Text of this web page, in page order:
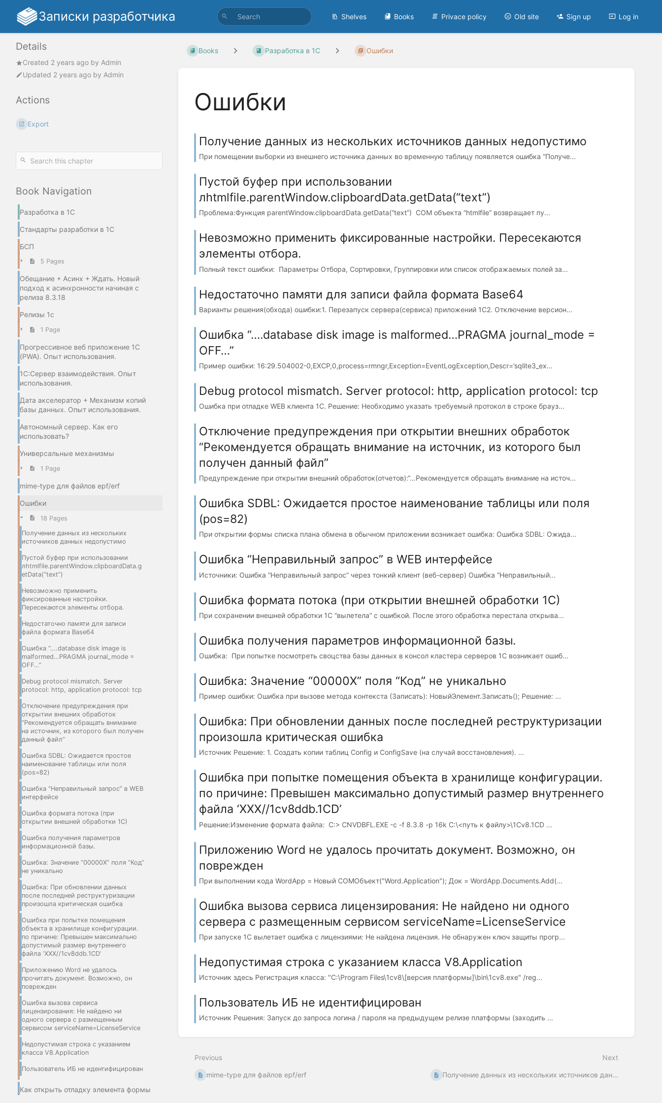
Записки разработчика Shelves Books Privace policy Old site Sign up Log in
Details
Created 2 years ago by Admin
Updated 2 years ago by Admin
Actions
Export
Book Navigation
Разработка в 1С
Стандарты разработки в 1С
БСП
5 Pages
Обещание + Асинх + Ждать. Новый
подход к асинхронности начиная с
релиза 8.3.18
Релизы 1с
1 Page
Прогрессивное веб приложение 1С
(PWA). Опыт использования.
1С:Сервер взаимодействия. Опыт
использования.
Дата акселератор + Механизм копий
базы данных. Опыт использования.
Автономный сервер. Как его
использовать?
Универсальные механизмы
1 Page
mime-type для файлов epf/erf
Ошибки
18 Pages
Получение данных из нескольких
источников данных недопустимо
Пустой буфер при использовании
лhtmlfile.parentWindow.clipboardData.g
etData(“text”)
Невозможно применить
фиксированные настройки.
Пересекаются элементы отбора.
Недостаточно памяти для записи
файла формата Base64
Ошибка “….database disk image is
malformed…PRAGMA journal_mode =
OFF…”
Debug protocol mismatch. Server
protocol: http, application protocol: tсp
Отключение предупреждения при
открытии внешних обработок
“Рекомендуется обращать внимание
на источник, из которого был получен
данный файл”
Ошибка SDBL: Ожидается простое
наименование таблицы или поля
(pos=82)
Ошибка “Неправильный запрос” в WEB
интерфейсе
Ошибка формата потока (при
открытии внешней обработки 1С)
Ошибка получения параметров
информационной базы.
Ошибка: Значение “00000X” поля “Код”
не уникально
Ошибка: При обновлении данных
после последней реструктуризации
произошла критическая ошибка
Ошибка при попытке помещения
объекта в хранилище конфигурации.
по причине: Превышен максимально
допустимый размер внутреннего
файла ‘XXX//1cv8ddb.1CD’
Приложению Word не удалось
прочитать документ. Возможно, он
поврежден
Ошибка вызова сервиса
лицензирования: Не найдено ни
одного сервера с размещенным
сервисом serviceName=LicenseService
Недопустимая строка с указанием
класса V8.Application
Пользователь ИБ не идентифицирован
Как открыть отладку элемента формы
Books Разработка в 1С Ошибки
Ошибки
Получение данных из нескольких источников данных недопустимо
При помещении выборки из внешнего источника данных во временную таблицу появляется ошибка “Получе...
Пустой буфер при использовании
лhtmlfile.parentWindow.clipboardData.getData(“text”)
Проблема:Функция parentWindow.clipboardData.getData(“text”) COM объекта “htmlfile” возвращает пу...
Невозможно применить фиксированные настройки. Пересекаются
элементы отбора.
Полный текст ошибки: Параметры Отбора, Сортировки, Группировки или список отображаемых полей за...
Недостаточно памяти для записи файла формата Base64
Варианты решения(обхода) ошибки:1. Перезапуск сервера(сервиса) приложений 1С2. Отключение версион...
Ошибка “….database disk image is malformed…PRAGMA journal_mode =
OFF…”
Пример ошибки: 16:29.504002-0,EXCP,0,process=rmngr,Exception=EventLogException,Descr=’sqlite3_ex...
Debug protocol mismatch. Server protocol: http, application protocol: tсp
Ошибка при отладке WEB клиента 1С. Решение: Необходимо указать требуемый протокол в строке брауз...
Отключение предупреждения при открытии внешних обработок
“Рекомендуется обращать внимание на источник, из которого был
получен данный файл”
Предупреждение при открытии внешний обработок(отчетов):“…Рекомендуется обращать внимание на источ...
Ошибка SDBL: Ожидается простое наименование таблицы или поля
(pos=82)
При открытии формы списка плана обмена в обычном приложении возникает ошибка: Ошибка SDBL: Ожида...
Ошибка “Неправильный запрос” в WEB интерфейсе
Источники: Ошибка “Неправильный запрос” через тонкий клиент (веб-сервер) Ошибка “Неправильный...
Ошибка формата потока (при открытии внешней обработки 1С)
При сохранении внешней обработки 1С “вылетела” с ошибкой. После этого обработка перестала открыва...
Ошибка получения параметров информационной базы.
Ошибка: При попытке посмотреть своцства базы данных в консол кластера серверов 1С возникает ошиб...
Ошибка: Значение “00000X” поля “Код” не уникально
Пример ошибки: Ошибка при вызове метода контекста (Записать): НовыйЭлемент.Записать(); Решение: ...
Ошибка: При обновлении данных после последней реструктуризации
произошла критическая ошибка
Источник Решение: 1. Создать копии таблиц Config и ConfigSave (на случай восстановления). ...
Ошибка при попытке помещения объекта в хранилище конфигурации.
по причине: Превышен максимально допустимый размер внутреннего
файла ‘XXX//1cv8ddb.1CD’
Решение:Изменение формата файла: C:> CNVDBFL.EXE -с -f 8.3.8 -p 16k С:\<путь к файлу>\1Cv8.1CD ...
Приложению Word не удалось прочитать документ. Возможно, он
поврежден
При выполнении кода WordApp = Новый COMОбъект("Word.Application"); Док = WordApp.Documents.Add(...
Ошибка вызова сервиса лицензирования: Не найдено ни одного
сервера с размещенным сервисом serviceName=LicenseService
При запуске 1С вылетает ошибка с лицензиями: Не найдена лицензия. Не обнаружен ключ защиты прогр...
Недопустимая строка с указанием класса V8.Application
Источник здесь Регистрация класса: "C:\Program Files\1cv8\[версия платформы]\bin\1cv8.exe" /reg...
Пользователь ИБ не идентифицирован
Источник Решения: Запуск до запроса логина / пароля на предыдущем релизе платформы (заходить ...
Previous
mime-type для файлов epf/erf
Next
Получение данных из нескольких источников дан...